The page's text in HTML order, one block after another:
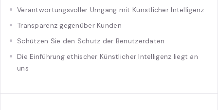
Verantwortungsvoller Umgang mit Künstlicher Intelligenz
Transparenz gegenüber Kunden
Schützen Sie den Schutz der Benutzerdaten
Die Einführung ethischer Künstlicher Intelligenz liegt an
uns